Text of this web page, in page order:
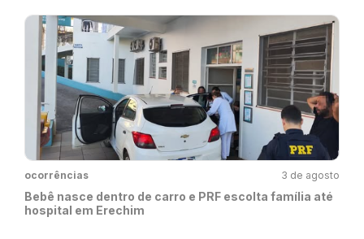
ocorrências 3 de agosto
Bebê nasce dentro de carro e PRF escolta família até
hospital em Erechim